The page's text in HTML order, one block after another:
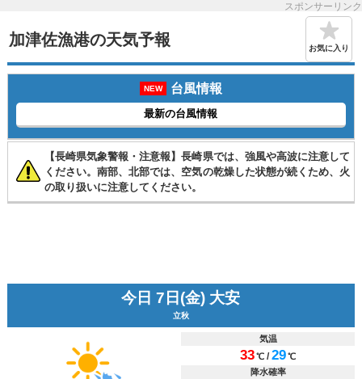
スポンサーリンク
加津佐漁港の天気予報 お気に入り
NEW 台風情報
最新の台風情報
【長崎県気象警報・注意報】長崎県では、強風や高波に注意して
ください。南部、北部では、空気の乾燥した状態が続くため、火
の取り扱いに注意してください。
今日 7日(金) 大安
立秋
気温
33℃ /29℃
降水確率